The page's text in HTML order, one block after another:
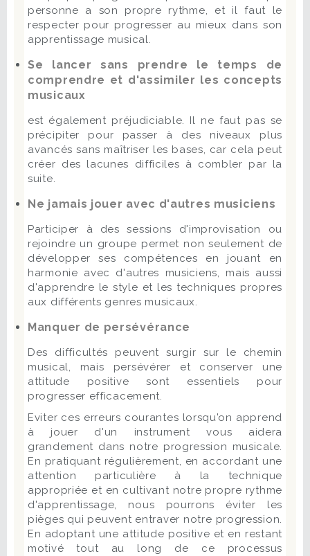
personne a son propre rythme, et il faut le
respecter pour progresser au mieux dans son
apprentissage musical.
Se lancer sans prendre le temps de
comprendre et d'assimiler les concepts
musicaux
est également préjudiciable. Il ne faut pas se
précipiter pour passer à des niveaux plus
avancés sans maîtriser les bases, car cela peut
créer des lacunes difficiles à combler par la
suite.
Ne jamais jouer avec d'autres musiciens
Participer à des sessions d'improvisation ou
rejoindre un groupe permet non seulement de
développer ses compétences en jouant en
harmonie avec d'autres musiciens, mais aussi
d'apprendre le style et les techniques propres
aux différents genres musicaux.
Manquer de persévérance
Des difficultés peuvent surgir sur le chemin
musical, mais persévérer et conserver une
attitude positive sont essentiels pour
progresser efficacement.
Eviter ces erreurs courantes lorsqu'on apprend
à jouer d'un instrument vous aidera
grandement dans notre progression musicale.
En pratiquant régulièrement, en accordant une
attention particulière à la technique
appropriée et en cultivant notre propre rythme
d'apprentissage, nous pourrons éviter les
pièges qui peuvent entraver notre progression.
En adoptant une attitude positive et en restant
motivé tout au long de ce processus